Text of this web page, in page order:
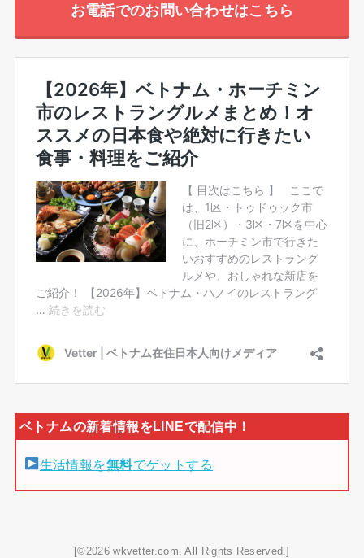
お電話でのお問い合わせはこちら
生活情報を無料でゲットする
[©2026 wkvetter.com. All Rights Reserved.]